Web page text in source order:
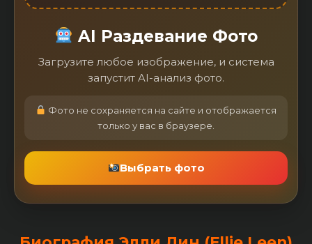
AI Раздевание Фото
Загрузите любое изображение, и система
запустит AI-анализ фото.
Фото не сохраняется на сайте и отображается
только у вас в браузере.
Выбрать фото